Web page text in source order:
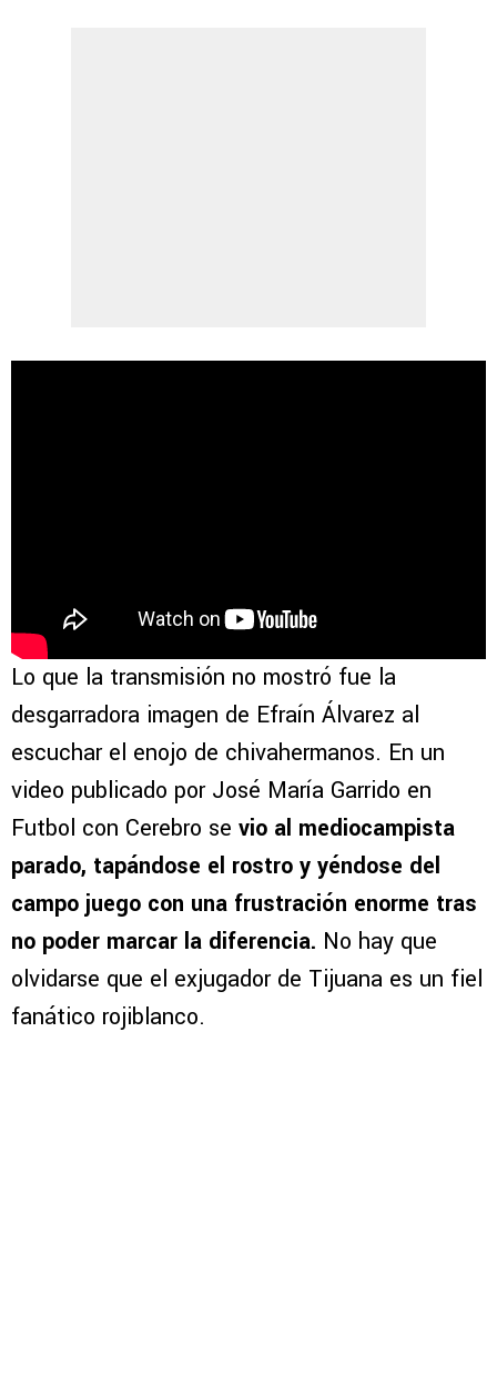
Lo que la transmisión no mostró fue la
desgarradora imagen de Efraín Álvarez al
escuchar el enojo de chivahermanos. En un
video publicado por José María Garrido en
Futbol con Cerebro se vio al mediocampista
parado, tapándose el rostro y yéndose del
campo juego con una frustración enorme tras
no poder marcar la diferencia. No hay que
olvidarse que el exjugador de Tijuana es un fiel
fanático rojiblanco.